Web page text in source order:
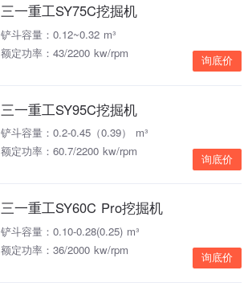
三一重工SY75C挖掘机
铲斗容量：0.12~0.32 m³
额定功率：43/2200 kw/rpm
询底价
三一重工SY95C挖掘机
铲斗容量：0.2-0.45（0.39） m³
额定功率：60.7/2200 kw/rpm
询底价
三一重工SY60C Pro挖掘机
铲斗容量：0.10-0.28(0.25) m³
额定功率：36/2000 kw/rpm
询底价